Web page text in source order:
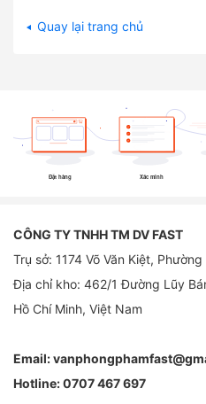
Quay lại trang chủ
Đặt hàng Xác minh
CÔNG TY TNHH TM DV FAST
Trụ sở: 1174 Võ Văn Kiệt,
Địa chỉ kho: 462/1 Đường Lũy
Hồ Chí Minh, Việt Nam
Email:
Hotline:0707 467 697